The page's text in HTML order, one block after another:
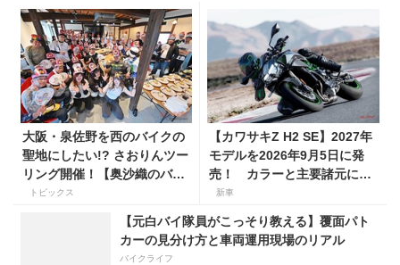
大阪・泉佐野を西のバイクの
聖地にしたい!? さおりんツー
リング開催！【奥沙織のバイ
ク日和第３回】
トピックス
【カワサキZ H2 SE】2027年
モデルを2026年9月5日に発
売！ カラーと主要諸元に変
更はなく、価格は据え置きの
247万5000円！
新車
【元白バイ隊員がこっそり教える】覆面パト
カーの見分け方と車両運用現場のリアル
バイクライフ